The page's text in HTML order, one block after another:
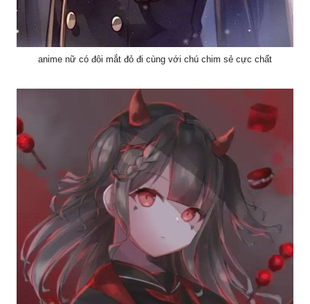
anime nữ có đôi mắt đỏ đi cùng với chú chim sẻ cực chất